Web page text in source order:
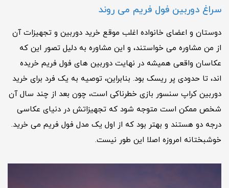
سراغ دوربین فول فریم می روند
دوستان و اعضای خانواده اغلب موقع خرید دوربین و تجهیزات آن
از من مشاوره می خواستند، و این مشاوره به دلیل تصور این که
عکاسان واقعی همیشه در نهایت دوربین های فول فریم خریده
اند، تا حدودی پر ریسک بود. بنابراین، توصیه به یک فرد برای خرید
دوربین کراپ سنسور بازی خطرناکی است، چون بعد از چند سال آن
شخص ممکن است متوجه شود که تجهیزاتش در دنیای عکاسی
درجه دو هستند و بهتر بود که از اول یک مدل فول فریم می خرید.
خوشبختانه امروزه اصلا این طور نیست.